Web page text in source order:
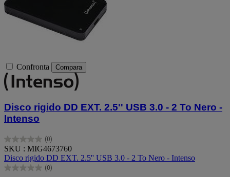
Confronta Compara
Disco rigido DD EXT. 2.5'' USB 3.0 - 2 To Nero -
Intenso
(0)
0.0
su
5
stelle.
SKU : MIG4673760
Disco rigido DD EXT. 2.5'' USB 3.0 - 2 To Nero - Intenso
(0)
0.0